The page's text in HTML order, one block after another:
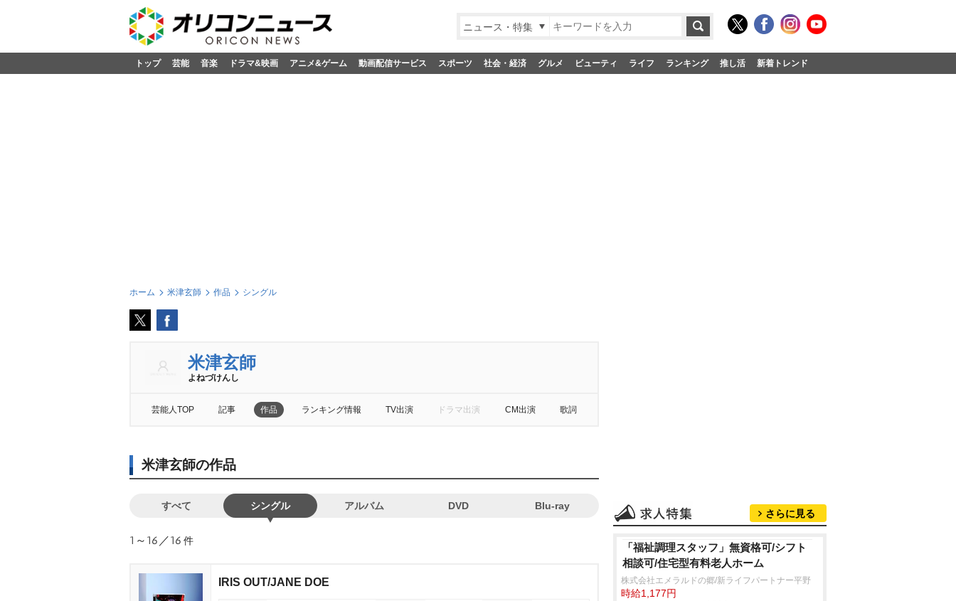
ニュース・特集
トップ 芸能 音楽 ドラマ&映画 アニメ&ゲーム 動画配信サービス スポーツ 社会・経済 グルメ ビューティ ライフ ランキング 推し活 新着トレンド
ホーム 米津玄師 作品 シングル
米津玄師
よねづけんし
芸能人TOP 記事 作品 ランキング情報 TV出演 ドラマ出演 CM出演 歌詞
米津玄師の作品
すべて シングル アルバム DVD Blu-ray
1～16／16 件
IRIS OUT/JANE DOE
さらに見る
「福祉調理スタッフ」無資格可/シフト
相談可/住宅型有料老人ホーム
株式会社エメラルドの郷/新ライフパートナー平野
時給1,177円